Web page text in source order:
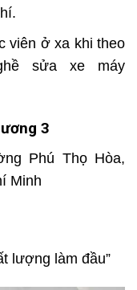
viên ở xa khi theo
sửa xe máy
3
Phú Thọ Hòa,
Minh
lượng làm đầu”